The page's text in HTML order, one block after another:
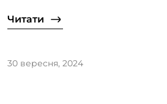
Читати
30 вересня, 2024